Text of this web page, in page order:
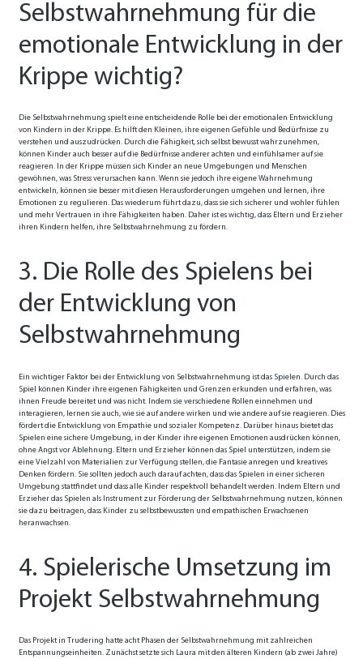
Selbstwahrnehmung für die
emotionale Entwicklung in der
Krippe wichtig?
Die Selbstwahrnehmung spielt eine entscheidende Rolle bei der emotionalen Entwicklung
von Kindern in der Krippe. Es hilft den Kleinen, ihre eigenen Gefühle und Bedürfnisse zu
verstehen und auszudrücken. Durch die Fähigkeit, sich selbst bewusst wahrzunehmen,
können Kinder auch besser auf die Bedürfnisse anderer achten und einfühlsamer auf sie
reagieren. In der Krippe müssen sich Kinder an neue Umgebungen und Menschen
gewöhnen, was Stress verursachen kann. Wenn sie jedoch ihre eigene Wahrnehmung
entwickeln, können sie besser mit diesen Herausforderungen umgehen und lernen, ihre
Emotionen zu regulieren. Das wiederum führt dazu, dass sie sich sicherer und wohler fühlen
und mehr Vertrauen in ihre Fähigkeiten haben. Daher ist es wichtig, dass Eltern und Erzieher
ihren Kindern helfen, ihre Selbstwahrnehmung zu fördern.
3. Die Rolle des Spielens bei
der Entwicklung von
Selbstwahrnehmung
Ein wichtiger Faktor bei der Entwicklung von Selbstwahrnehmung ist das Spielen. Durch das
Spiel können Kinder ihre eigenen Fähigkeiten und Grenzen erkunden und erfahren, was
ihnen Freude bereitet und was nicht. Indem sie verschiedene Rollen einnehmen und
interagieren, lernen sie auch, wie sie auf andere wirken und wie andere auf sie reagieren. Dies
fördert die Entwicklung von Empathie und sozialer Kompetenz. Darüber hinaus bietet das
Spielen eine sichere Umgebung, in der Kinder ihre eigenen Emotionen ausdrücken können,
ohne Angst vor Ablehnung. Eltern und Erzieher können das Spiel unterstützen, indem sie
eine Vielzahl von Materialien zur Verfügung stellen, die Fantasie anregen und kreatives
Denken fördern. Sie sollten jedoch auch darauf achten, dass das Spielen in einer sicheren
Umgebung stattfindet und dass alle Kinder respektvoll behandelt werden. Indem Eltern und
Erzieher das Spielen als Instrument zur Förderung der Selbstwahrnehmung nutzen, können
sie dazu beitragen, dass Kinder zu selbstbewussten und empathischen Erwachsenen
heranwachsen.
4. Spielerische Umsetzung im
Projekt Selbstwahrnehmung
Das Projekt in Trudering hatte acht Phasen der Selbstwahrnehmung mit zahlreichen
Entspannungseinheiten. Zunächst setzte sich Laura mit den älteren Kindern (ab zwei Jahre)